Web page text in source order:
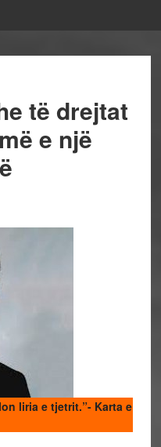
të drejtat
e një
liria e tjetrit.”- Karta e